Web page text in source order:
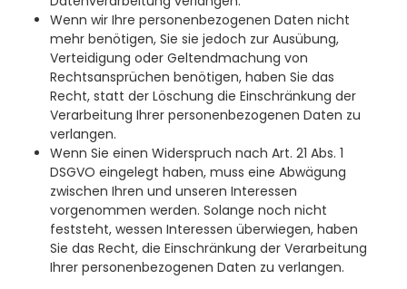
Wenn wir Ihre personenbezogenen Daten nicht
mehr benötigen, Sie sie jedoch zur Ausübung,
Verteidigung oder Geltendmachung von
Rechtsansprüchen benötigen, haben Sie das
Recht, statt der Löschung die Einschränkung der
Verarbeitung Ihrer personenbezogenen Daten zu
verlangen.
Wenn Sie einen Widerspruch nach Art. 21 Abs. 1
DSGVO eingelegt haben, muss eine Abwägung
zwischen Ihren und unseren Interessen
vorgenommen werden. Solange noch nicht
feststeht, wessen Interessen überwiegen, haben
Sie das Recht, die Einschränkung der Verarbeitung
Ihrer personenbezogenen Daten zu verlangen.